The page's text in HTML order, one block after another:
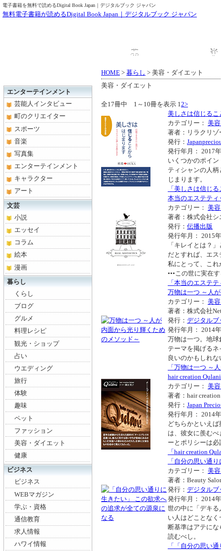
電子書籍を無料で読めるDigital Book Japan｜デジタルブック ジャパン
無料電子書籍が読めるDigital Book Japan｜デジタルブック ジャパン
HOME > 暮らし > 美容・ダイエット
美容・ダイエット
全17冊中 1～10冊を表示 12>
美しさは信じる
カテゴリー： 美
著者：リラクリゾ
発行：
発行年月： 2017
いくつかのポイ
ティシャンの人
じまります。
「美しさは信じ
本当のエステティ
カテゴリー： 美
著者：株式会社
発行： 伝播出版
発行年月： 2015
「キレイとは？
だとすれば、エ
私にとって、こ
•••この世に実在
「本当のエステ
万物は一つ ～人
カテゴリー： 美
著者：株式会社
発行： デジタルブ
発行年月： 2014
万物は一つ。地
テーマを掲げる
良いのかもしれ
「万物は一つ ～
hair creation
カテゴリー： 美
著者：hair
発行： Japan
発行年月： 2014
どちらかといえ
は、彼女に羨む
ーとポリシーは必
「hair creation
「自分の思い通
カテゴリー： 美
著者：Beauty
発行： デジタルブ
発行年月： 2014
世の中に「デキ
い人はどことな
断基準はアテに
読むべし。
「「自分の思い
エンターテインメント
芸能人インタビュー
町のクリエイター
スポーツ
音楽
写真集
エンターテインメント
キャラクター
アート
文芸
小説
エッセイ
コラム
絵本
漫画
暮らし
くらし
ブログ
グルメ
料理レシピ
観光・ショップ
占い
ウエディング
旅行
体験
趣味
ペット
ファッション
美容・ダイエット
健康
ビジネス
ビジネス
WEBマガジン
学ぶ・資格
通信教育
求人情報
ハワイ情報